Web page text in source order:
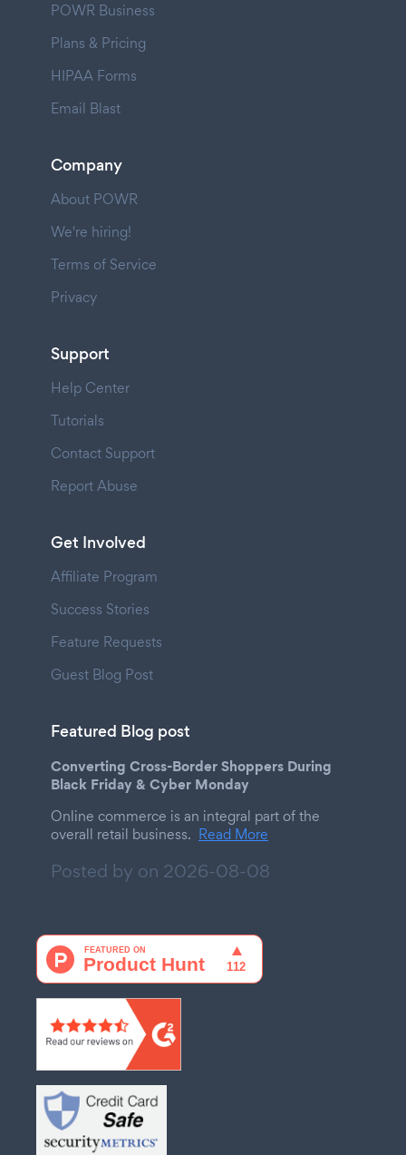
POWR Business
Plans & Pricing
HIPAA Forms
Email Blast
Company
About POWR
We're hiring!
Terms of Service
Privacy
Support
Help Center
Tutorials
Contact Support
Report Abuse
Get Involved
Affiliate Program
Success Stories
Feature Requests
Guest Blog Post
Featured Blog post
Converting Cross-Border Shoppers During
Black Friday & Cyber Monday
Online commerce is an integral part of the
overall retail business. Read More
Posted by on 2026-08-08